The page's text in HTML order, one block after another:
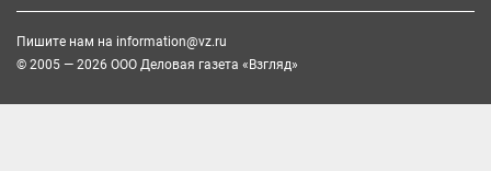
Пишите нам на information@vz.ru
© 2005 — 2026 ООО Деловая газета «Взгляд»